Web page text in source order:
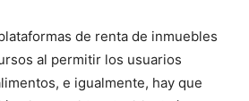
de renta de inmuebles
al permitir los usuarios
e igualmente, hay que